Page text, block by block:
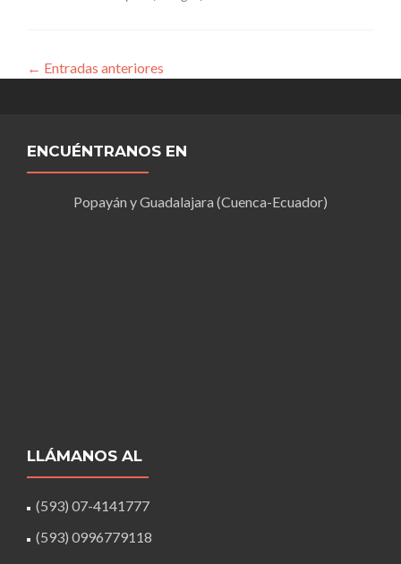
← Entradas anteriores
ENCUÉNTRANOS EN
Popayán y Guadalajara (Cuenca-Ecuador)
LLÁMANOS AL
(593) 07-4141777
(593) 0996779118